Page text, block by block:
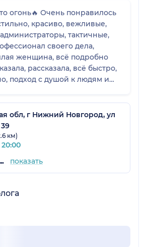
огонь🔥 Очень понравилось
красиво, вежливые,
тактичные,
своего дела,
женщина, всё подробно
рассказала, всё быстро,
подход с душой к людям и
обл, г Нижний Новгород, ул
км)
+7 (831) 231-05-65 показать